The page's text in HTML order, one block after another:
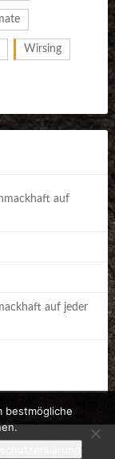
Wirsing
auf
auf jeder
Blogily
bestmögliche